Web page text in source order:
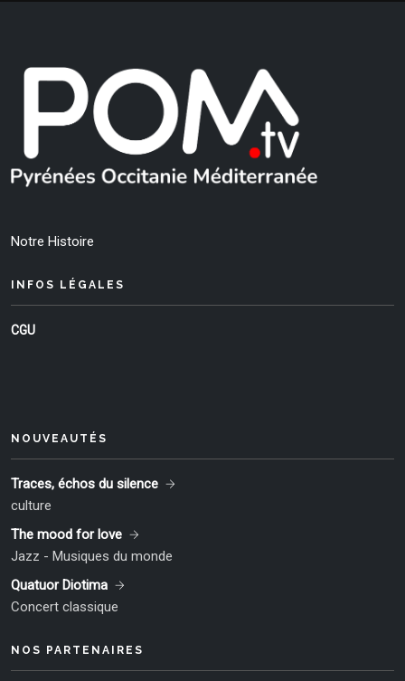
Notre Histoire
INFOS LÉGALES
CGU
NOUVEAUTÉS
Traces, échos du silence
culture
The mood for love
Jazz - Musiques du monde
Quatuor Diotima
Concert classique
NOS PARTENAIRES